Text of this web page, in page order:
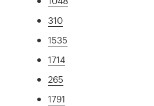
310
1535
1714
265
1791